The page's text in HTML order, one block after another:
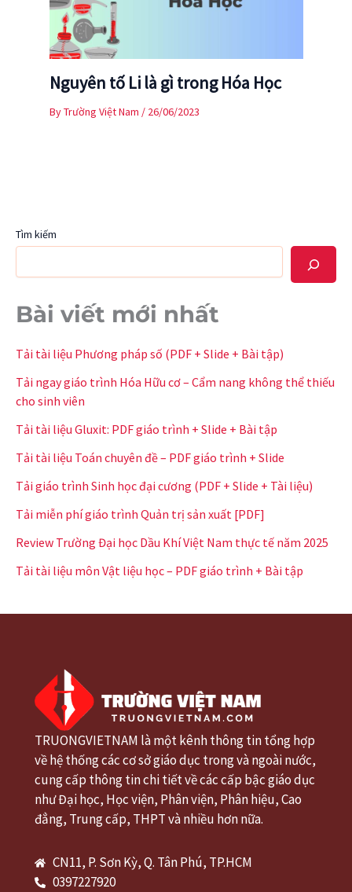
Nguyên tố Li là gì trong Hóa Học
ByTrường Việt Nam / 26/06/2023
Tìm kiếm
Bài viết mới nhất
Tải tài liệu Phương pháp số (PDF + Slide + Bài tập)
Tải ngay giáo trình Hóa Hữu cơ – Cẩm nang không thể thiếu
cho sinh viên
Tải tài liệu Gluxit: PDF giáo trình + Slide + Bài tập
Tải tài liệu Toán chuyên đề – PDF giáo trình + Slide
Tải giáo trình Sinh học đại cương (PDF + Slide + Tài liệu)
Tải miễn phí giáo trình Quản trị sản xuất [PDF]
Review Trường Đại học Dầu Khí Việt Nam thực tế năm 2025
Tải tài liệu môn Vật liệu học – PDF giáo trình + Bài tập
TRUONGVIETNAM là một kênh thông tin tổng hợp
về hệ thống các cơ sở giáo dục trong và ngoài nước,
cung cấp thông tin chi tiết về các cấp bậc giáo dục
như Đại học, Học viện, Phân viện, Phân hiệu, Cao
đẳng, Trung cấp, THPT và nhiều hơn nữa.
CN11, P. Sơn Kỳ, Q. Tân Phú, TP.HCM
0397227920